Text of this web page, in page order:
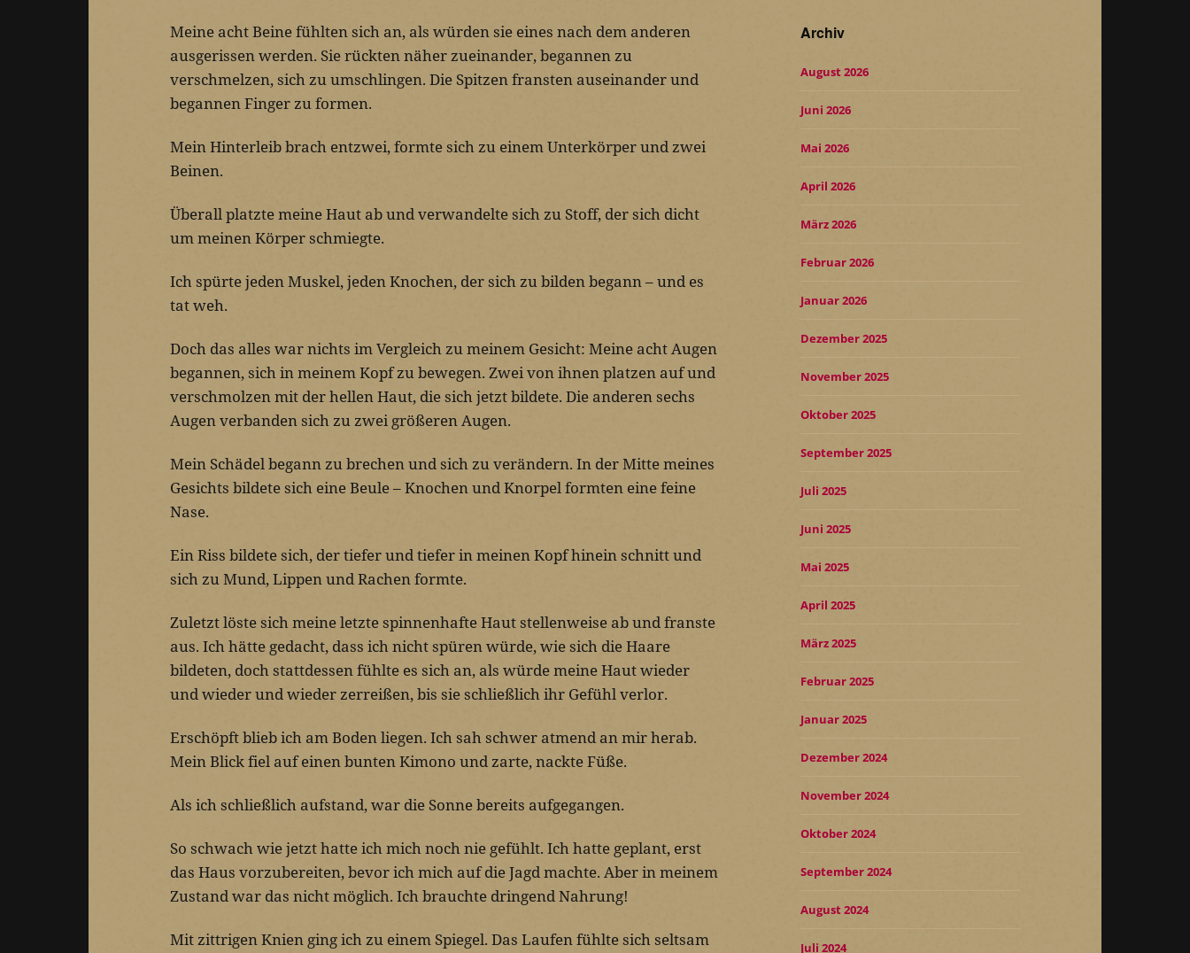
Meine acht Beine fühlten sich an, als würden sie eines nach dem anderen
ausgerissen werden. Sie rückten näher zueinander, begannen zu
verschmelzen, sich zu umschlingen. Die Spitzen fransten auseinander und
begannen Finger zu formen.
Mein Hinterleib brach entzwei, formte sich zu einem Unterkörper und zwei
Beinen.
Überall platzte meine Haut ab und verwandelte sich zu Stoff, der sich dicht
um meinen Körper schmiegte.
Ich spürte jeden Muskel, jeden Knochen, der sich zu bilden begann – und es
tat weh.
Doch das alles war nichts im Vergleich zu meinem Gesicht: Meine acht Augen
begannen, sich in meinem Kopf zu bewegen. Zwei von ihnen platzen auf und
verschmolzen mit der hellen Haut, die sich jetzt bildete. Die anderen sechs
Augen verbanden sich zu zwei größeren Augen.
Mein Schädel begann zu brechen und sich zu verändern. In der Mitte meines
Gesichts bildete sich eine Beule – Knochen und Knorpel formten eine feine
Nase.
Ein Riss bildete sich, der tiefer und tiefer in meinen Kopf hinein schnitt und
sich zu Mund, Lippen und Rachen formte.
Zuletzt löste sich meine letzte spinnenhafte Haut stellenweise ab und franste
aus. Ich hätte gedacht, dass ich nicht spüren würde, wie sich die Haare
bildeten, doch stattdessen fühlte es sich an, als würde meine Haut wieder
und wieder und wieder zerreißen, bis sie schließlich ihr Gefühl verlor.
Erschöpft blieb ich am Boden liegen. Ich sah schwer atmend an mir herab.
Mein Blick fiel auf einen bunten Kimono und zarte, nackte Füße.
Als ich schließlich aufstand, war die Sonne bereits aufgegangen.
So schwach wie jetzt hatte ich mich noch nie gefühlt. Ich hatte geplant, erst
das Haus vorzubereiten, bevor ich mich auf die Jagd machte. Aber in meinem
Zustand war das nicht möglich. Ich brauchte dringend Nahrung!
Mit zittrigen Knien ging ich zu einem Spiegel. Das Laufen fühlte sich seltsam
Archiv
August 2026
Juni 2026
Mai 2026
April 2026
März 2026
Februar 2026
Januar 2026
Dezember 2025
November 2025
Oktober 2025
September 2025
Juli 2025
Juni 2025
Mai 2025
April 2025
März 2025
Februar 2025
Januar 2025
Dezember 2024
November 2024
Oktober 2024
September 2024
August 2024
Juli 2024